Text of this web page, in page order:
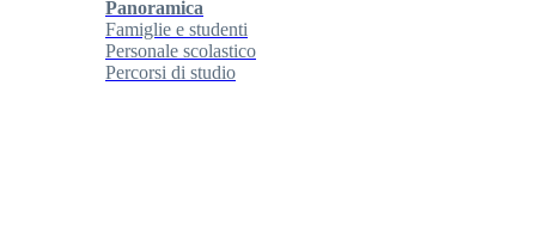
Panoramica
Famiglie e studenti
Personale scolastico
Percorsi di studio